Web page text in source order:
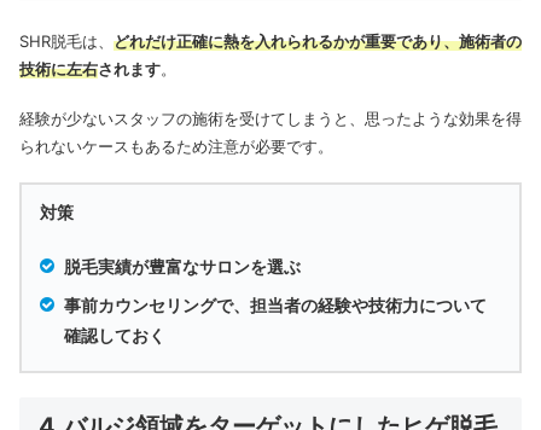
SHR脱毛は、 どれだけ正確に熱を入れられるかが重要であり、施術者の
技術に左右されます。
経験が少ないスタッフの施術を受けてしまうと、思ったような効果を得
られないケースもあるため注意が必要です。
対策
脱毛実績が豊富なサロンを選ぶ
事前カウンセリングで、担当者の経験や技術力について
確認しておく